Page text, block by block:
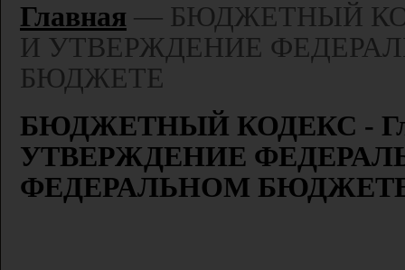
Главная — БЮДЖЕТНЫЙ
И УТВЕРЖДЕНИЕ
БЮДЖЕТЕ
БЮДЖЕТНЫЙ КОДЕКС -
УТВЕРЖДЕНИЕ
ФЕДЕРАЛЬНОМ